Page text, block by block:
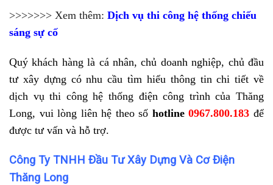
>>>>>>> Xem thêm: Dịch vụ thi công hệ thống chiếu
sáng sự cố
Quý khách hàng là cá nhân, chủ doanh nghiệp, chủ đầu
tư xây dựng có nhu cầu tìm hiểu thông tin chi tiết về
dịch vụ thi công hệ thống điện công trình của Thăng
Long, vui lòng liên hệ theo số hotline0967.800.183 để
được tư vấn và hỗ trợ.
Công Ty TNHH Đầu Tư Xây Dựng Và Cơ Điện
Thăng Long